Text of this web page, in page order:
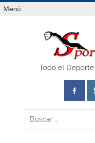
Saltar
alMenú
Todo el